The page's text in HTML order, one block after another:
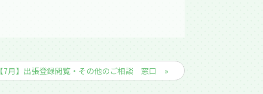
【7月】出張登録閲覧・その他のご相談 窓口 »